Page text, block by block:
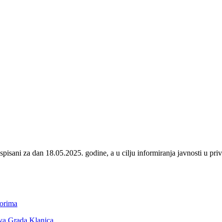
za dan 18.05.2025. godine, a u cilju informiranja javnosti u
Grada Klanjca